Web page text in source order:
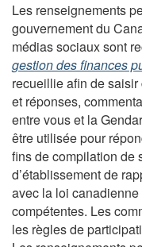
Les renseignements
gouvernement du
médias sociaux sont
gestion des finances
recueillie afin de
et réponses,
entre vous et la
être utilisée pour
fins de compilation de
d’établissement de
avec la loi
compétentes. Les
les règles de